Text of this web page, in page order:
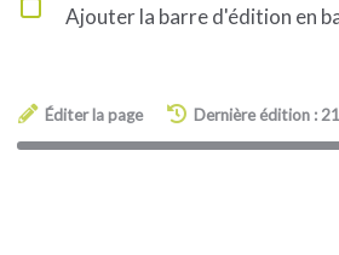
Ajouter la barre d'édition en
Éditer la page Dernière édition :